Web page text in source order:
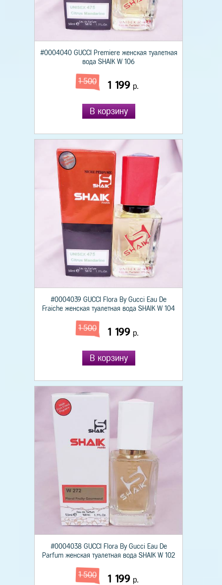
#0004040 GUCCI Premiere женская туалетная
вода SHAIK W 106
1 500 1 199 р.
В корзину
#0004039 GUCCI Flora By Gucci Eau De
Fraiche женская туалетная вода SHAIK W 104
1 500 1 199 р.
В корзину
#0004038 GUCCI Flora By Gucci Eau De
Parfum женская туалетная вода SHAIK W 102
1 500 1 199 р.